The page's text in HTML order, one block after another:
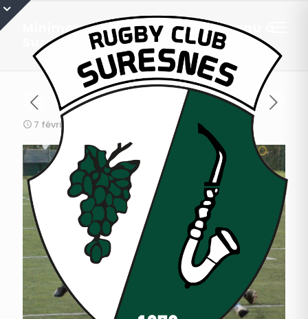
Minimes Equipe 1 : résumé plateau à
Suresnes
7 février 2016